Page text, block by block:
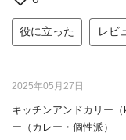
役に立った レビ
2025年05月27日
キッチンアンドカリー
ー（カレー・個性派）